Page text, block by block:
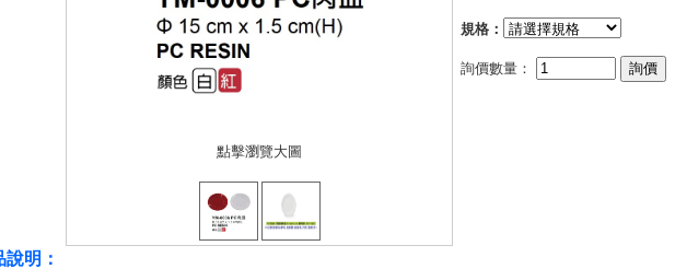
點擊瀏覽大圖
規格：
詢價數量：
說明：